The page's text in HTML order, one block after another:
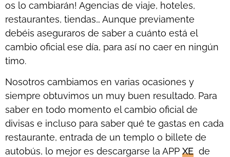
os lo cambiarán! Agencias de viaje, hoteles,
restaurantes, tiendas… Aunque previamente
debéis aseguraros de saber a cuánto está el
cambio oficial ese día, para así no caer en ningún
timo.
Nosotros cambiamos en varias ocasiones y
siempre obtuvimos un muy buen resultado. Para
saber en todo momento el cambio oficial de
divisas e incluso para saber qué te gastas en cada
restaurante, entrada de un templo o billete de
autobús, lo mejor es descargarse la APP XE de